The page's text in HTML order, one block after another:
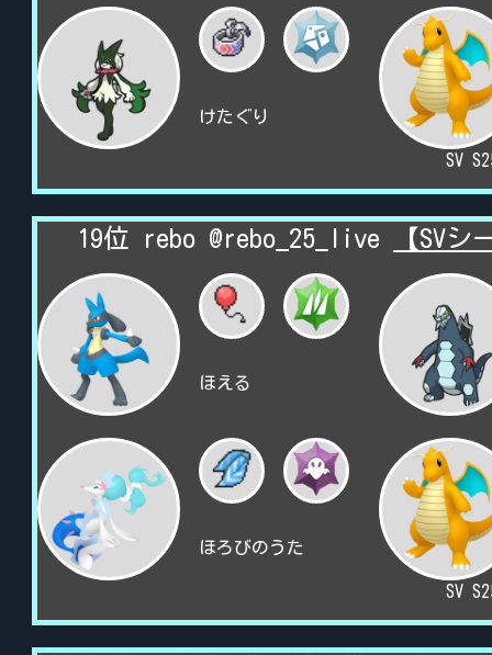
けたぐり
SV
19位 rebo @rebo_25_live 【SV
ほえる
ほろびのうた
SV